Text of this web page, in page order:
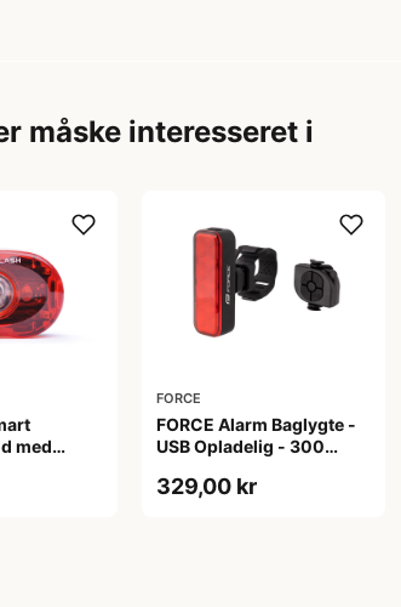
måske interesseret i
med
FORCE
FORCE Alarm Baglygte -
USB Opladelig - 300
329,00 kr